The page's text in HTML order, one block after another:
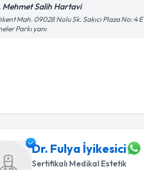
Mehmet Salih Hartavi
Mah. 09028 Nolu Sk. Sakıcı Plaza No: 4
Parkı yanı
Dr. Fulya İyikesici
Sertifikalı Medikal Estetik